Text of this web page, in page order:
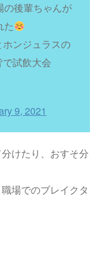
の後輩ちゃんが
た
ンジュラスの
試飲大会
9, 2021
けたり、おすそ分
場でのブレイクタ